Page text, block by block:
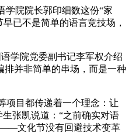
院院长郭印细数这份“家
已不是简单的语言竞技场，
学院党委副书记李军权介绍
排并非简单的串场，而是一种
目都传递着一个理念：让
张凯说道：“之前确实对语
——文化节没有回避技术变革